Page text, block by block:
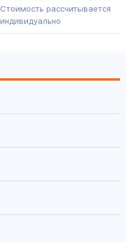
Стоимость рассчитывается
индивидуально